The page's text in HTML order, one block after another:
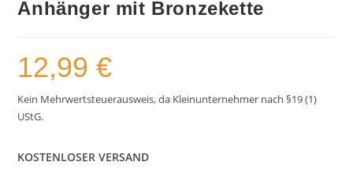
Anhänger mit Bronzekette
12,99€
Kein Mehrwertsteuerausweis, da Kleinunternehmer nach §19 (1)
UStG.
KOSTENLOSER VERSAND